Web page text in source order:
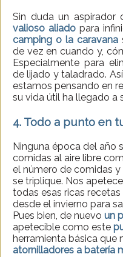
Sin duda un aspirador
valioso aliado para
camping o la caravana
de vez en cuando y,
Especialmente para
de lijado y taladrado.
estamos pensando en
su vida útil ha llegado a
4. Todo a punto en
Ninguna época del año
comidas al aire libre
el número de comidas
se triplique. Nos
todas esas ricas
desde el invierno para
Pues bien, de nuevo un
apetecible como este
herramienta básica que
atornilladores a batería